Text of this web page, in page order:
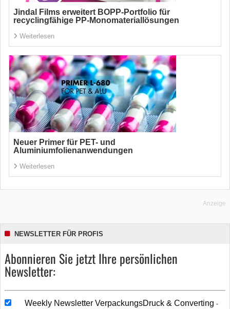
Jindal Films erweitert BOPP-Portfolio für
recyclingfähige PP-Monomateriallösungen
Weiterlesen
Neuer Primer für PET- und
Aluminiumfolienanwendungen
Weiterlesen
Anzeige
NEWSLETTER FÜR PROFIS
Abonnieren Sie jetzt Ihre persönlichen
Newsletter:
Weekly Newsletter VerpackungsDruck & Converting